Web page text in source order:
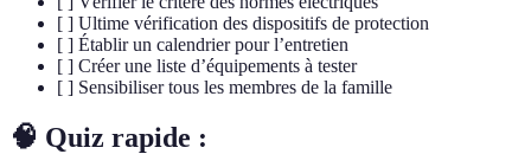
[ ] Ultime vérification des dispositifs de protection
[ ] Établir un calendrier pour l’entretien
[ ] Créer une liste d’équipements à tester
[ ] Sensibiliser tous les membres de la famille
🧠 Quiz rapide :